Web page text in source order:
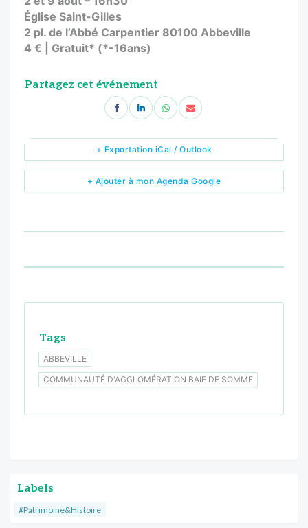
Église Saint-Gilles
2 pl. de l’Abbé Carpentier 80100 Abbeville
4 € | Gratuit* (*-16ans)
Partagez cet événement
+ Ajouter à mon Agenda Google
+ Exportation iCal / Outlook
Tags
ABBEVILLE
COMMUNAUTÉ D'AGGLOMÉRATION BAIE DE SOMME
Labels
#Patrimoine&Histoire